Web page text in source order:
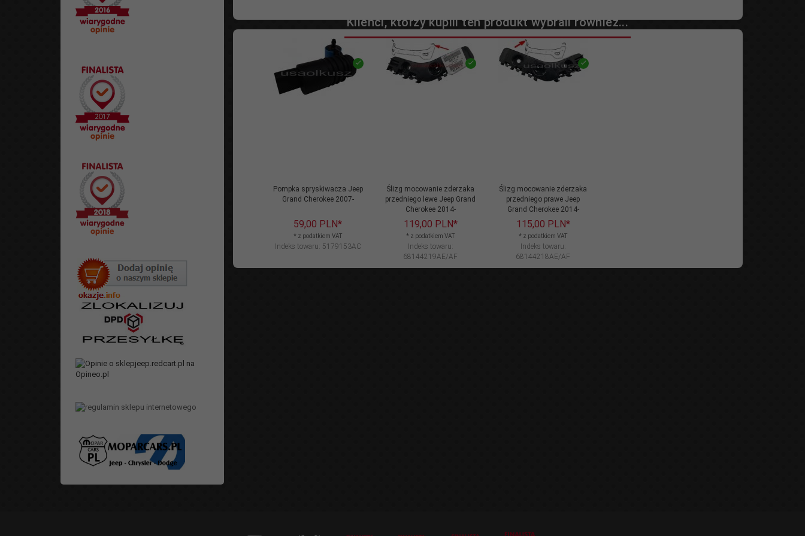
Klienci, którzy kupili ten produkt wybrali również...
Pompka spryskiwacza Jeep
Grand Cherokee 2007-
59,00 PLN*
* z podatkiem VAT
Indeks towaru: 5179153AC
Ślizg mocowanie zderzaka
przedniego lewe Jeep Grand
Cherokee 2014-
119,00 PLN*
* z podatkiem VAT
Indeks towaru:
68144219AE/AF
Ślizg mocowanie zderzaka
przedniego prawe Jeep
Grand Cherokee 2014-
115,00 PLN*
* z podatkiem VAT
Indeks towaru:
68144218AE/AF